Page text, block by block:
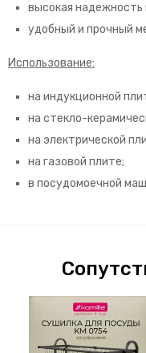
высокая надежность
удобный и прочный
Использование:
на индукционной
на стекло-
на электрической
на газовой плите;
в посудомоечной